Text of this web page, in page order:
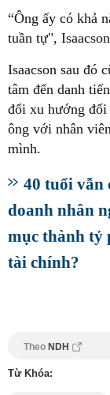
“Ông ấy có khả
tuần tự",
Isaacson sau đó
tâm đến danh
đổi xu hướng đối
ông với nhân
mình.
40 tuổi vẫn
doanh nhân
mục thành tỷ
tài chính?
Theo NDH
Từ Khóa: